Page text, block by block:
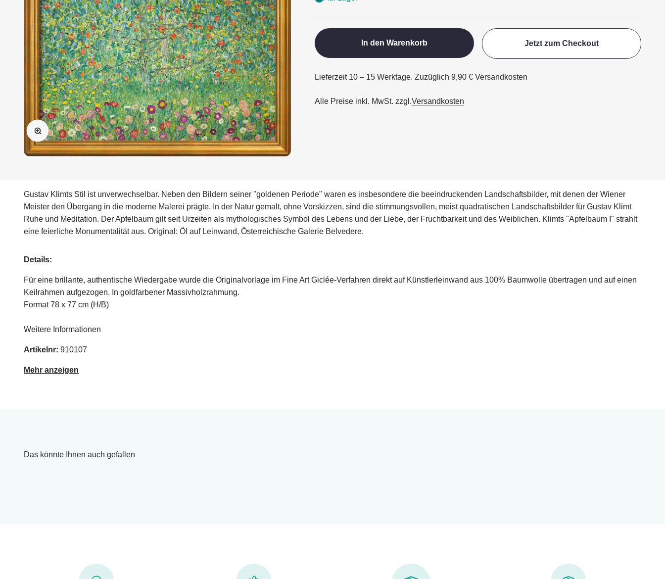
Bild vergrößern
In den Warenkorb Jetzt zum Checkout
Lieferzeit 10 – 15 Werktage. Zuzüglich 9,90 € Versandkosten
Alle Preise inkl. MwSt. zzgl.Versandkosten
Gustav Klimts Stil ist unverwechselbar. Neben den Bildern seiner "goldenen Periode" waren es insbesondere die beeindruckenden Landschaftsbilder, mit denen der Wiener
Meister den Übergang in die moderne Malerei prägte. In der Natur gemalt, ohne Vorskizzen, sind die stimmungsvollen, meist quadratischen Landschaftsbilder für Gustav Klimt
Ruhe und Meditation. Der Apfelbaum gilt seit Urzeiten als mythologisches Symbol des Lebens und der Liebe, der Fruchtbarkeit und des Weiblichen. Klimts "Apfelbaum I" strahlt
eine feierliche Monumentalität aus. Original: Öl auf Leinwand, Österreichische Galerie Belvedere.
Details:
Für eine brillante, authentische Wiedergabe wurde die Originalvorlage im Fine Art Giclée-Verfahren direkt auf Künstlerleinwand aus 100% Baumwolle übertragen und auf einen
Keilrahmen aufgezogen. In goldfarbener Massivholzrahmung.
Format 78 x 77 cm (H/B)
Weitere Informationen
Artikelnr: 910107
Mehr anzeigen
Das könnte Ihnen auch gefallen